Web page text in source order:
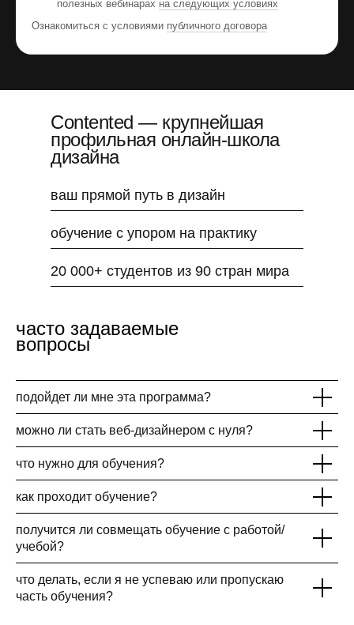
полезных вебинарах на следующих условиях
Ознакомиться с условиями публичного договора
Contented — крупнейшая
профильная онлайн-школа
дизайна
ваш прямой путь в дизайн
обучение с упором на практику
20 000+ студентов из 90 стран мира
часто задаваемые
вопросы
подойдет ли мне эта программа?
можно ли стать веб-дизайнером с нуля?
что нужно для обучения?
как проходит обучение?
получится ли совмещать обучение с работой/
учебой?
что делать, если я не успеваю или пропускаю
часть обучения?